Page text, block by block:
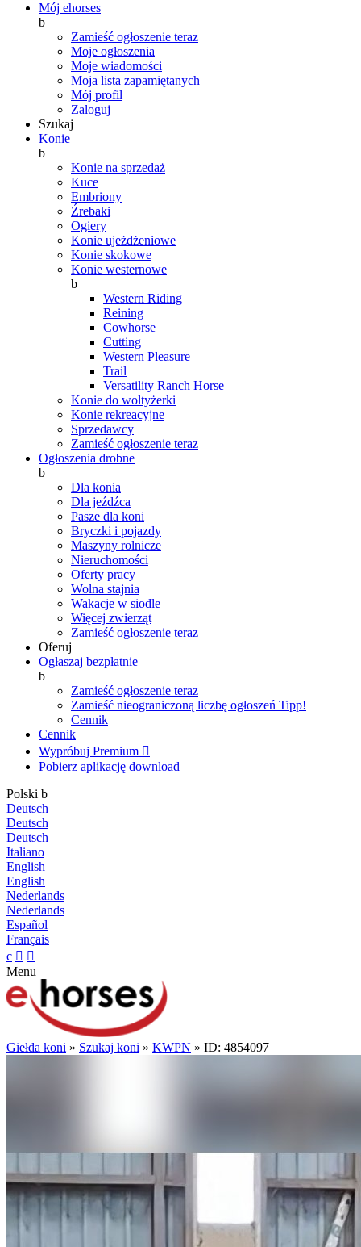
Mój ehorses
b
Zamieść ogłoszenie teraz
Moje ogłoszenia
Moje wiadomości
Moja lista zapamiętanych
Mój profil
Zaloguj
Szukaj
Konie
b
Konie na sprzedaż
Kuce
Embriony
Źrebaki
Ogiery
Konie ujeżdżeniowe
Konie skokowe
Konie westernowe
b
Western Riding
Reining
Cowhorse
Cutting
Western Pleasure
Trail
Versatility Ranch Horse
Konie do woltyżerki
Konie rekreacyjne
Sprzedawcy
Zamieść ogłoszenie teraz
Ogłoszenia drobne
b
Dla konia
Dla jeźdźca
Pasze dla koni
Bryczki i pojazdy
Maszyny rolnicze
Nieruchomości
Oferty pracy
Wolna stajnia
Wakacje w siodle
Więcej zwierząt
Zamieść ogłoszenie teraz
Oferuj
Ogłaszaj bezpłatnie
b
Zamieść ogłoszenie teraz
Zamieść nieograniczoną liczbę ogłoszeń Tipp!
Cennik
Cennik
Wypróbuj Premium 
Pobierz aplikację download
Polski b
Deutsch
Deutsch
Deutsch
Italiano
English
English
Nederlands
Nederlands
Español
Français
c  
Menu
Giełda koni » Szukaj koni » KWPN » ID: 4854097